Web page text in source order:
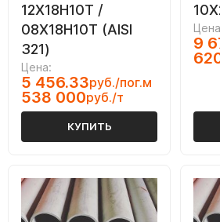
12Х18Н10Т /
08Х18Н10Т (AISI
321)
Цена:
5 456.33руб./пог.м
538 000руб./т
КУПИТЬ
9